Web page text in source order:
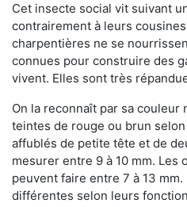
Cet insecte social vit suivant
contrairement à leurs
charpentières ne se
connues pour construire des
vivent. Elles sont très
On la reconnaît par sa couleur
teintes de rouge ou brun selon
affublés de petite tête et de
mesurer entre 9 à 10 mm. Les
peuvent faire entre 7 à 13
différentes selon leurs